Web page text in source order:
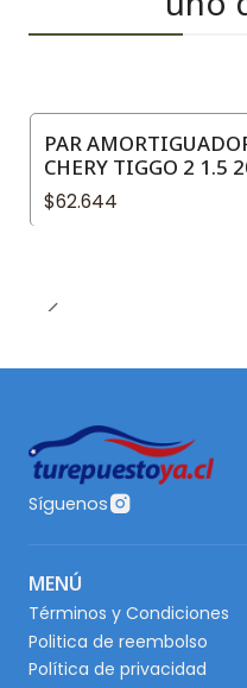
PAR
CHERY TIGGO 2 1.5
$62.644
Síguenos
MENÚ
Términos y Condiciones
Politica de reembolso
Política de privacidad